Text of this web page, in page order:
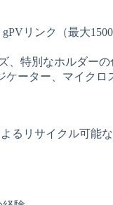
gPVリンク（最大
、特別なホルダー
ケーター、マイク
るリサイクル可能